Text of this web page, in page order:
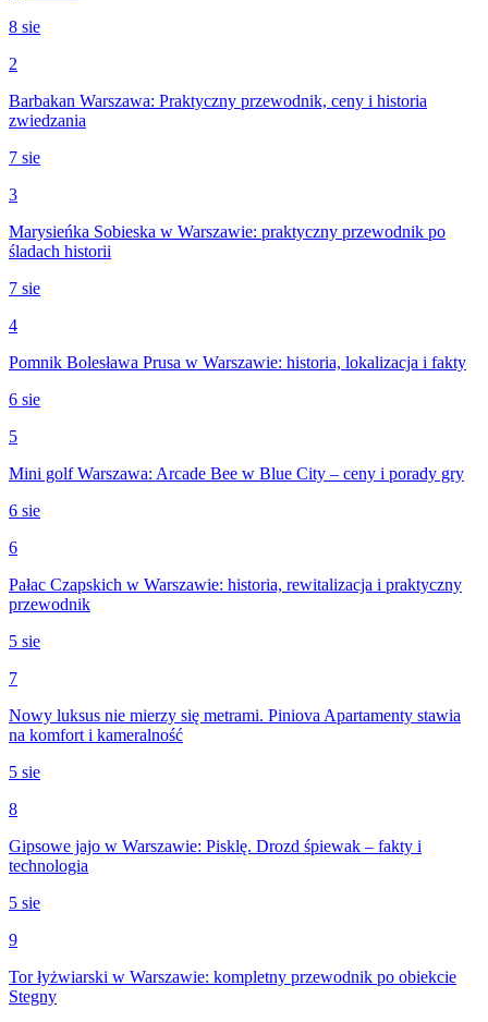
8 sie
2
Barbakan Warszawa: Praktyczny przewodnik, ceny i historia
zwiedzania
7 sie
3
Marysieńka Sobieska w Warszawie: praktyczny przewodnik po
śladach historii
7 sie
4
Pomnik Bolesława Prusa w Warszawie: historia, lokalizacja i fakty
6 sie
5
Mini golf Warszawa: Arcade Bee w Blue City – ceny i porady gry
6 sie
6
Pałac Czapskich w Warszawie: historia, rewitalizacja i praktyczny
przewodnik
5 sie
7
Nowy luksus nie mierzy się metrami. Piniova Apartamenty stawia
na komfort i kameralność
5 sie
8
Gipsowe jajo w Warszawie: Pisklę. Drozd śpiewak – fakty i
technologia
5 sie
9
Tor łyżwiarski w Warszawie: kompletny przewodnik po obiekcie
Stegny